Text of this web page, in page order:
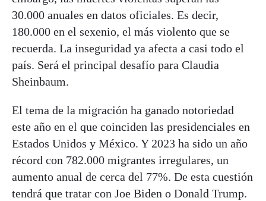
30.000 anuales en datos oficiales. Es decir,
180.000 en el sexenio, el más violento que se
recuerda. La inseguridad ya afecta a casi todo el
país. Será el principal desafío para Claudia
Sheinbaum.
El tema de la migración ha ganado notoriedad
este año en el que coinciden las presidenciales en
Estados Unidos y México. Y 2023 ha sido un año
récord con 782.000 migrantes irregulares, un
aumento anual de cerca del 77%. De esta cuestión
tendrá que tratar con Joe Biden o Donald Trump.